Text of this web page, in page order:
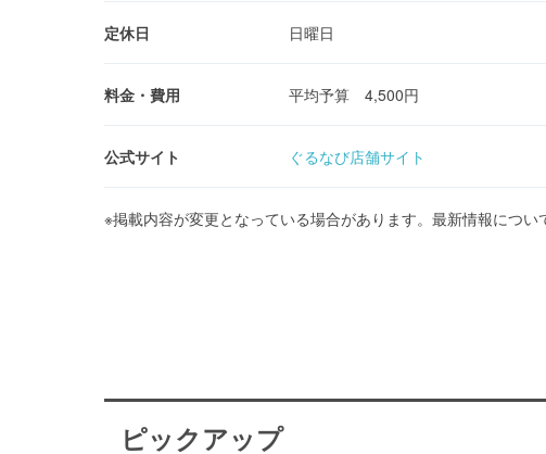
定休日 日曜日
料金・費用 平均予算 4,500円
公式サイト ぐるなび店舗サイト
※掲載内容が変更となっている場合があります。最新情報につい
ピックアップ